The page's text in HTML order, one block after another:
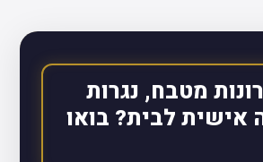
מטבח, נגרות
לבית? בואו